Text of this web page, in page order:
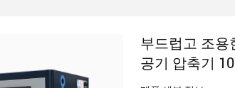
부드럽고 조용
공기 압축기